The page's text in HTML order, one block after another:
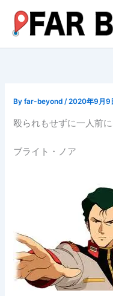
ス
Byfar-beyond/2020年9月9
殴られもせずに一人前
ブライト・ノア